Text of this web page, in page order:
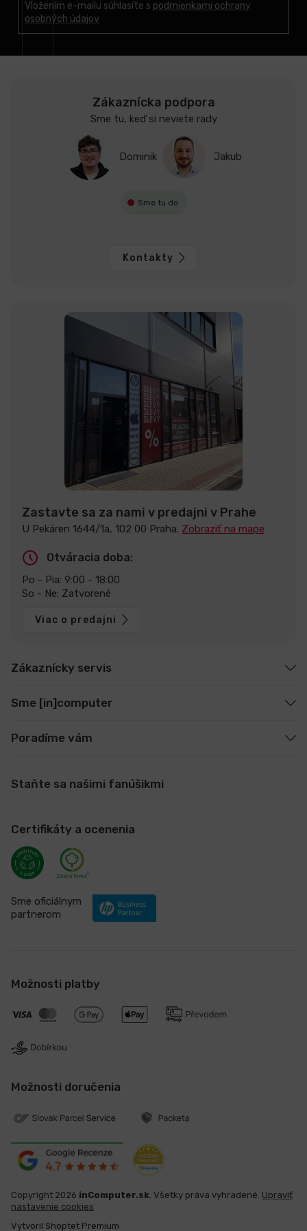
Vložením e-mailu súhlasíte s podmienkami ochrany
osobných údajov
Zákaznícka podpora
Sme tu, keď si neviete rady
Dominik Jakub
Sme tu do
Kontakty
Zastavte sa za nami v predajni v Prahe
U Pekáren 1644/1a, 102 00 Praha. Zobraziť na mape
Otváracia doba:
Po - Pia: 9:00 - 18:00
So - Ne: Zatvorené
Viac o predajni
Zákaznícky servis
Sme [in]computer
Poradíme vám
Staňte sa našimi fanúšikmi
Certifikáty a ocenenia
Sme oficiálnym
partnerom
Možnosti platby
Možnosti doručenia
Vytvoril Shoptet Premium
Copyright 2026 inComputer.sk. Všetky práva vyhradené. Upraviť
nastavenie cookies